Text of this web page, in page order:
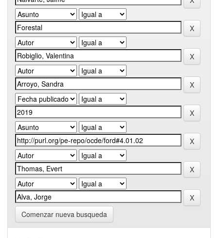
Comenzar nueva busqueda